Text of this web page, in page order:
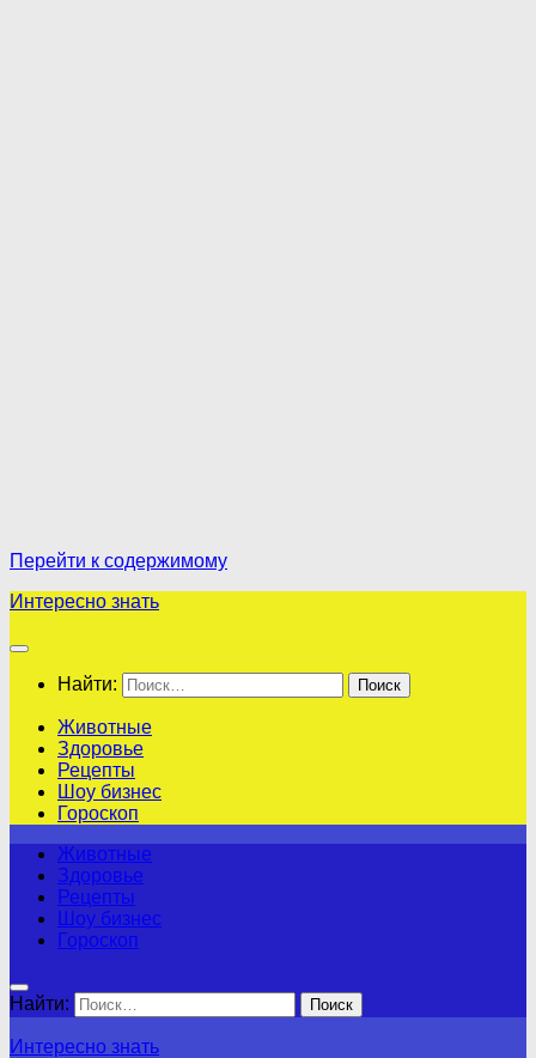
Перейти к содержимому
Интересно знать
Найти:
Животные
Здоровье
Рецепты
Шоу бизнес
Гороскоп
Животные
Здоровье
Рецепты
Шоу бизнес
Гороскоп
Найти:
Интересно знать